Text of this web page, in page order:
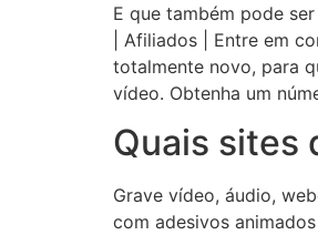
E que também pode
| Afiliados | Entre em
totalmente novo, para
vídeo. Obtenha um
Quais sites
Grave vídeo, áudio,
com adesivos